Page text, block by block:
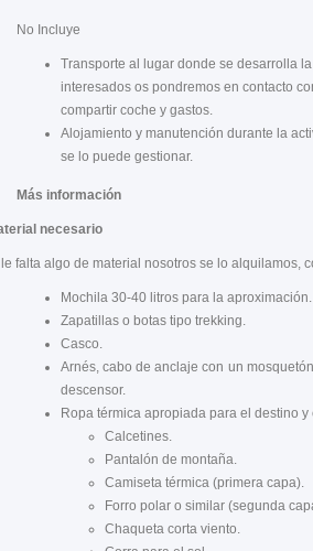
No Incluye
Transporte al lugar donde se desarrolla
interesados os pondremos en contacto
compartir coche y gastos.
Alojamiento y manutención durante la
se lo puede gestionar.
Más información
necesario
falta algo de material nosotros se lo alquilamos,
Mochila 30-40 litros para la aproximación.
Zapatillas o botas tipo trekking.
Casco.
Arnés, cabo de anclaje con un
descensor.
Ropa térmica apropiada para el destino
Calcetines.
Pantalón de montaña.
Camiseta térmica (primera capa).
Forro polar o similar (segunda
Chaqueta corta viento.